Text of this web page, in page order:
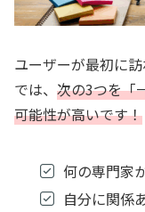
ユーザーが最初に
では、 次の3つを「
可能性が高いです！
何の専門家
自分に関係